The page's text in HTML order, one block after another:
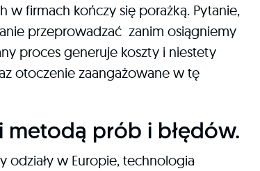
firmach kończy się porażką. Pytanie,
przeprowadzać zanim osiągniemy
proces generuje koszty i niestety
otoczenie zaangażowane w tę
metodą prób i błędów.
w Europie, technologia